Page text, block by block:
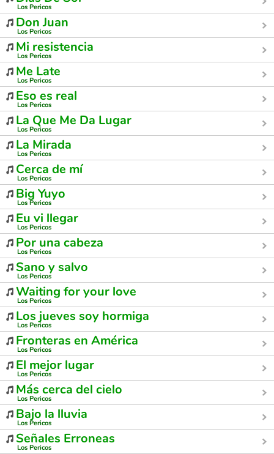
Los Pericos
Don Juan
Los Pericos
Mi resistencia
Los Pericos
Me Late
Los Pericos
Eso es real
Los Pericos
La Que Me Da Lugar
Los Pericos
La Mirada
Los Pericos
Cerca de mí
Los Pericos
Big Yuyo
Los Pericos
Eu vi llegar
Los Pericos
Por una cabeza
Los Pericos
Sano y salvo
Los Pericos
Waiting for your love
Los Pericos
Los jueves soy hormiga
Los Pericos
Fronteras en América
Los Pericos
El mejor lugar
Los Pericos
Más cerca del cielo
Los Pericos
Bajo la lluvia
Los Pericos
Señales Erroneas
Los Pericos